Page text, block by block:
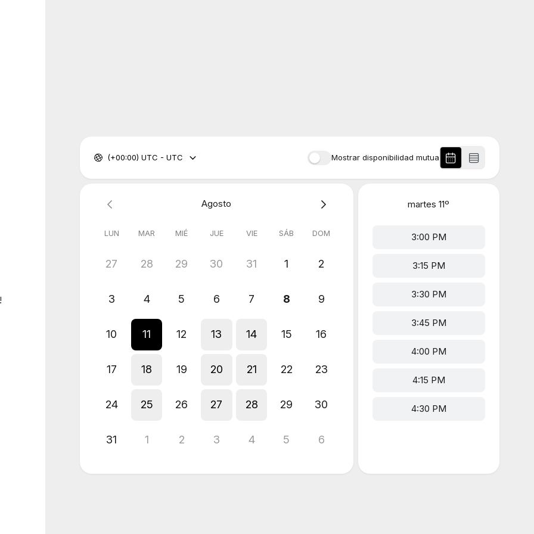
Mostrar disponibilidad mutua
(+00:00) UTC - UTC
Agosto
LUN MAR MIÉ JUE VIE SÁB DOM
27 28 29 30 31 1 2
3 4 5 6 7 8 9
10 11 12 13 14 15 16
17 18 19 20 21 22 23
24 25 26 27 28 29 30
31 1 2 3 4 5 6
martes 11º
3:00 PM
3:15 PM
3:30 PM
3:45 PM
4:00 PM
4:15 PM
4:30 PM